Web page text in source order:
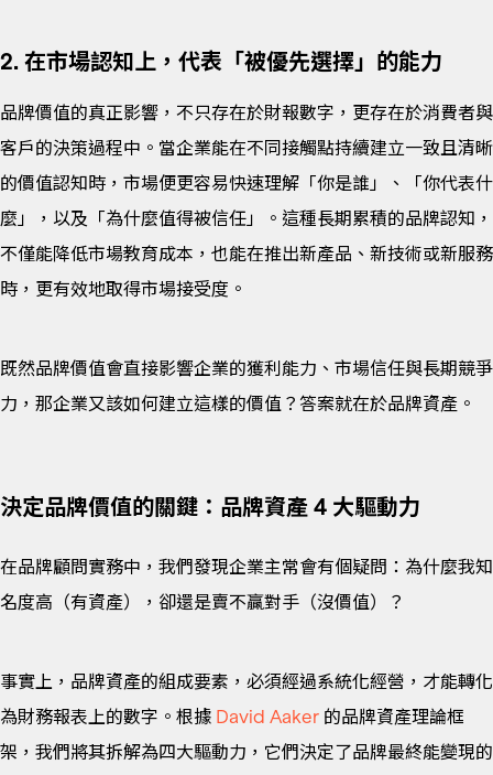
2. 在市場認知上，代表「被優先選擇」的能力
品牌價值的真正影響，不只存在於財報數字，更存在於消費者與
客戶的決策過程中。當企業能在不同接觸點持續建立一致且清晰
的價值認知時，市場便更容易快速理解「你是誰」、「你代表什
麼」，以及「為什麼值得被信任」。這種長期累積的品牌認知，
不僅能降低市場教育成本，也能在推出新產品、新技術或新服務
時，更有效地取得市場接受度。
既然品牌價值會直接影響企業的獲利能力、市場信任與長期競爭
力，那企業又該如何建立這樣的價值？答案就在於品牌資產。
決定品牌價值的關鍵：品牌資產 4 大驅動力
在品牌顧問實務中，我們發現企業主常會有個疑問：為什麼我知
名度高（有資產），卻還是賣不贏對手（沒價值）？
事實上，品牌資產的組成要素，必須經過系統化經營，才能轉化
為財務報表上的數字。根據 David Aaker 的品牌資產理論框
架，我們將其拆解為四大驅動力，它們決定了品牌最終能變現的